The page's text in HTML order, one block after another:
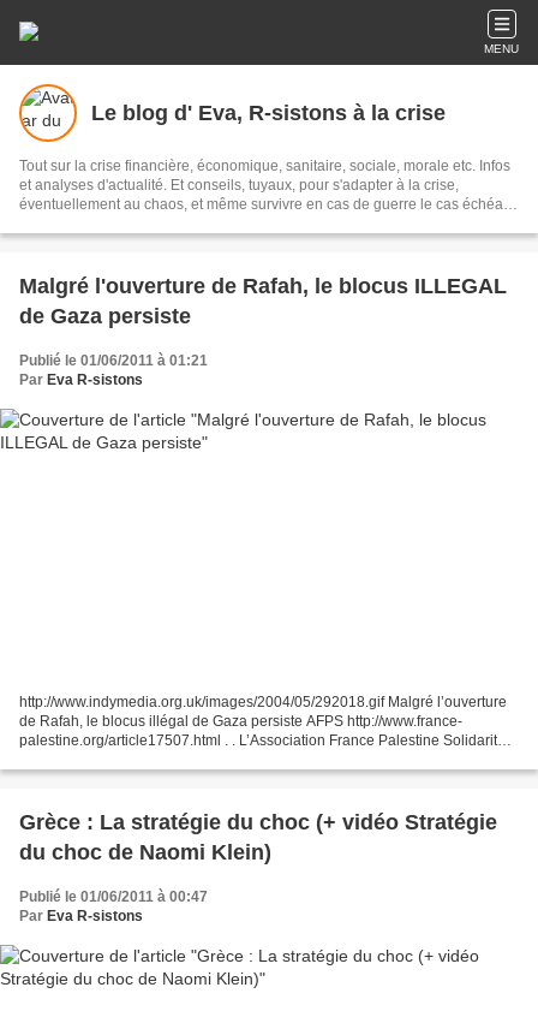
MENU
Le blog d' Eva, R-sistons à la crise
Tout sur la crise financière, économique, sanitaire, sociale, morale etc. Infos
et analyses d'actualité. Et conseils, tuyaux, pour s'adapter à la crise,
éventuellement au chaos, et même survivre en cas de guerre le cas échéant.
défaut de le changer ! Un blog d'utilité publique.
Malgré l'ouverture de Rafah, le blocus ILLEGAL
de Gaza persiste
Publié le 01/06/2011 à 01:21
Par Eva R-sistons
http://www.indymedia.org.uk/images/2004/05/292018.gif Malgré l’ouverture
de Rafah, le blocus illégal de Gaza persiste AFPS http://www.france-
palestine.org/article17507.html . . L’Association France Palestine Solidarité
Grèce : La stratégie du choc (+ vidéo Stratégie
du choc de Naomi Klein)
Publié le 01/06/2011 à 00:47
Par Eva R-sistons